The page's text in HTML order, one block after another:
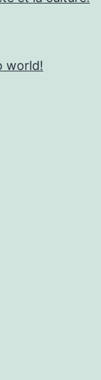
world!